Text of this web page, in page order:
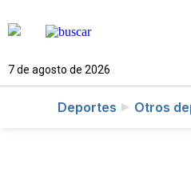
7 de agosto de 2026
Deportes Otros